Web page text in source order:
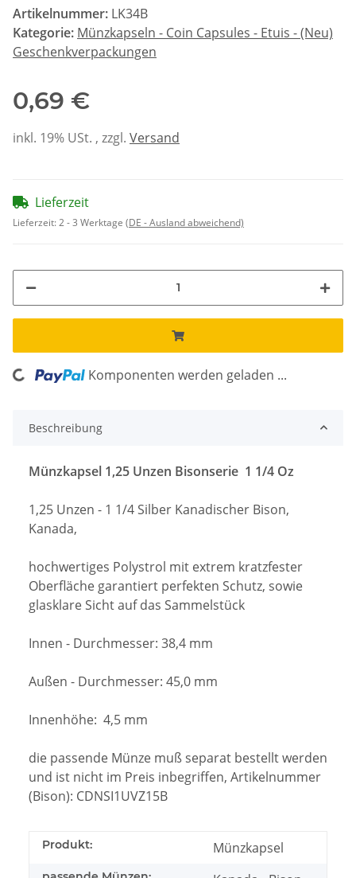
Artikelnummer: LK34B
Kategorie: Münzkapseln - Coin Capsules - Etuis - (Neu)
Geschenkverpackungen
0,69 €
inkl. 19% USt. , zzgl. Versand
Lieferzeit
Lieferzeit:2 - 3 Werktage (DE - Ausland abweichend)
Komponenten werden geladen ...
Beschreibung
Münzkapsel 1,25 Unzen Bisonserie 1 1/4 Oz
1,25 Unzen - 1 1/4 Silber Kanadischer Bison,
Kanada,
hochwertiges Polystrol mit extrem kratzfester
Oberfläche garantiert perfekten Schutz, sowie
glasklare Sicht auf das Sammelstück
Innen - Durchmesser: 38,4 mm
Außen - Durchmesser: 45,0 mm
Innenhöhe: 4,5 mm
die passende Münze muß separat bestellt werden
und ist nicht im Preis inbegriffen, Artikelnummer
(Bison): CDNSI1UVZ15B
Produkt: Münzkapsel